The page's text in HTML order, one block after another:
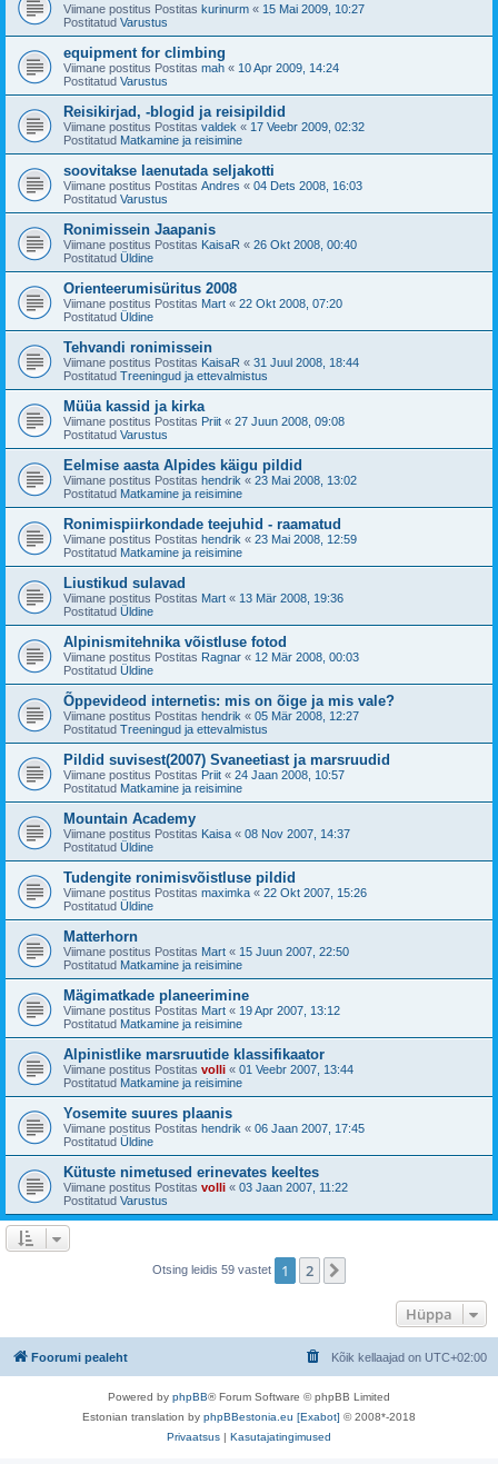
Viimane postitus Postitas kurinurm « 15 Mai 2009, 10:27
Postitatud Varustus
equipment for climbing
Viimane postitus Postitas mah « 10 Apr 2009, 14:24
Postitatud Varustus
Reisikirjad, -blogid ja reisipildid
Viimane postitus Postitas valdek « 17 Veebr 2009, 02:32
Postitatud Matkamine ja reisimine
soovitakse laenutada seljakotti
Viimane postitus Postitas Andres « 04 Dets 2008, 16:03
Postitatud Varustus
Ronimissein Jaapanis
Viimane postitus Postitas KaisaR « 26 Okt 2008, 00:40
Postitatud Üldine
Orienteerumisüritus 2008
Viimane postitus Postitas Mart « 22 Okt 2008, 07:20
Postitatud Üldine
Tehvandi ronimissein
Viimane postitus Postitas KaisaR « 31 Juul 2008, 18:44
Postitatud Treeningud ja ettevalmistus
Müüa kassid ja kirka
Viimane postitus Postitas Priit « 27 Juun 2008, 09:08
Postitatud Varustus
Eelmise aasta Alpides käigu pildid
Viimane postitus Postitas hendrik « 23 Mai 2008, 13:02
Postitatud Matkamine ja reisimine
Ronimispiirkondade teejuhid - raamatud
Viimane postitus Postitas hendrik « 23 Mai 2008, 12:59
Postitatud Matkamine ja reisimine
Liustikud sulavad
Viimane postitus Postitas Mart « 13 Mär 2008, 19:36
Postitatud Üldine
Alpinismitehnika võistluse fotod
Viimane postitus Postitas Ragnar « 12 Mär 2008, 00:03
Postitatud Üldine
Õppevideod internetis: mis on õige ja mis vale?
Viimane postitus Postitas hendrik « 05 Mär 2008, 12:27
Postitatud Treeningud ja ettevalmistus
Pildid suvisest(2007) Svaneetiast ja marsruudid
Viimane postitus Postitas Priit « 24 Jaan 2008, 10:57
Postitatud Matkamine ja reisimine
Mountain Academy
Viimane postitus Postitas Kaisa « 08 Nov 2007, 14:37
Postitatud Üldine
Tudengite ronimisvõistluse pildid
Viimane postitus Postitas maximka « 22 Okt 2007, 15:26
Postitatud Üldine
Matterhorn
Viimane postitus Postitas Mart « 15 Juun 2007, 22:50
Postitatud Matkamine ja reisimine
Mägimatkade planeerimine
Viimane postitus Postitas Mart « 19 Apr 2007, 13:12
Postitatud Matkamine ja reisimine
Alpinistlike marsruutide klassifikaator
Viimane postitus Postitas volli « 01 Veebr 2007, 13:44
Postitatud Matkamine ja reisimine
Yosemite suures plaanis
Viimane postitus Postitas hendrik « 06 Jaan 2007, 17:45
Postitatud Üldine
Kütuste nimetused erinevates keeltes
Viimane postitus Postitas volli « 03 Jaan 2007, 11:22
Postitatud Varustus
Otsing leidis 59 vastet 1 2
Hüppa
Foorumi pealeht Kõik kellaajad on UTC+02:00
Powered by phpBB® Forum Software © phpBB Limited
Estonian translation by phpBBestonia.eu [Exabot] © 2008*-2018
Privaatsus | Kasutajatingimused